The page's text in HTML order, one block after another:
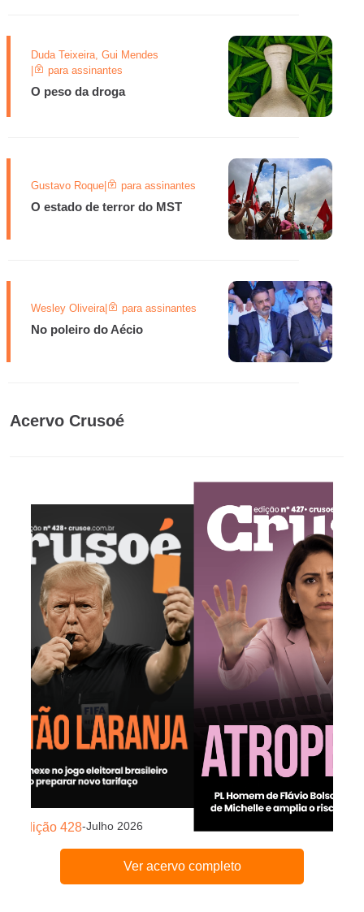
Duda Teixeira, Gui Mendes
para assinantes
O peso da droga
Gustavo Roque| para assinantes
O estado de terror do MST
Wesley Oliveira| para assinantes
No poleiro do Aécio
Acervo Crusoé
Edição 428-Julho 2026
Edição 427
Ver acervo completo